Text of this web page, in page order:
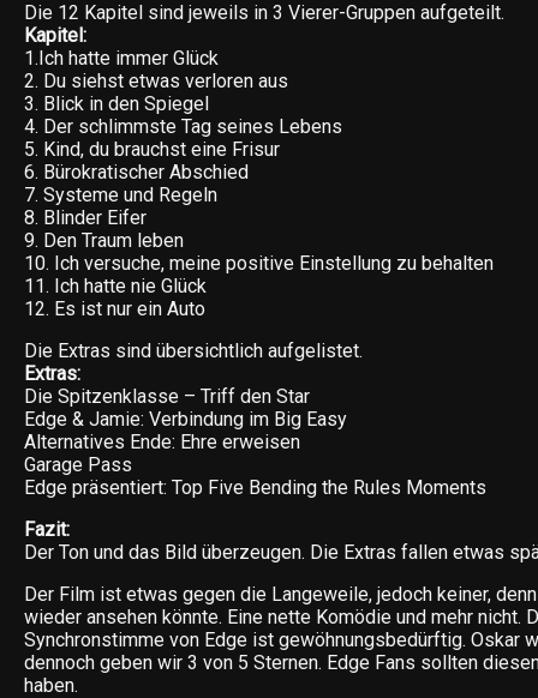
Die 12 Kapitel sind jeweils in 3 Vierer-Gruppen aufgeteilt.
Kapitel:
1.Ich hatte immer Glück
2. Du siehst etwas verloren aus
3. Blick in den Spiegel
4. Der schlimmste Tag seines Lebens
5. Kind, du brauchst eine Frisur
6. Bürokratischer Abschied
7. Systeme und Regeln
8. Blinder Eifer
9. Den Traum leben
10. Ich versuche, meine positive Einstellung zu behalten
11. Ich hatte nie Glück
12. Es ist nur ein Auto
Die Extras sind übersichtlich aufgelistet.
Extras:
Die Spitzenklasse – Triff den Star
Edge & Jamie: Verbindung im Big Easy
Alternatives Ende: Ehre erweisen
Garage Pass
Edge präsentiert: Top Five Bending the Rules Moments
Fazit:
Der Ton und das Bild überzeugen. Die Extras fallen etwas
Der Film ist etwas gegen die Langeweile, jedoch keiner,
wieder ansehen könnte. Eine nette Komödie und mehr nicht.
Synchronstimme von Edge ist gewöhnungsbedürftig. Oskar
dennoch geben wir 3 von 5 Sternen. Edge Fans sollten
haben.